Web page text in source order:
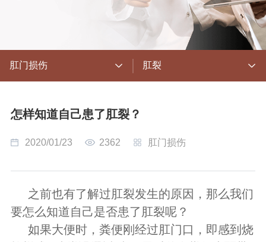
肛门损伤 肛裂
怎样知道自己患了肛裂？
2020/01/23 2362 肛门损伤
之前也有了解过肛裂发生的原因，那么我们
要怎么知道自己是否患了肛裂呢？
如果大便时，粪便刚经过肛门口，即感到烧